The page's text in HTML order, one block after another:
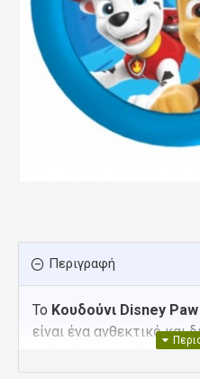
Περιγραφή
Το Κουδούνι Disney
είναι ένα ανθεκτικό και
ποδηλάτου, σχεδιασμένο
που αγαπούν τους